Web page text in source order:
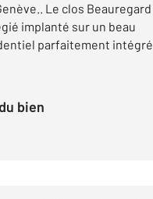
Le clos Beauregard
implanté sur un beau
parfaitement intégré
bien